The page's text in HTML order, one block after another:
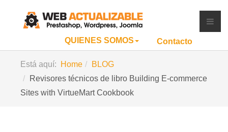
QUIENES SOMOS Contacto
Está aquí: Home
BLOG
Revisores técnicos de libro Building E-commerce
Sites with VirtueMart Cookbook